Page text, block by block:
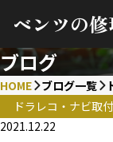
ベンツの
ブログ
HOME ブログ一覧
ドラレコ・ナビ取
2021.12.22